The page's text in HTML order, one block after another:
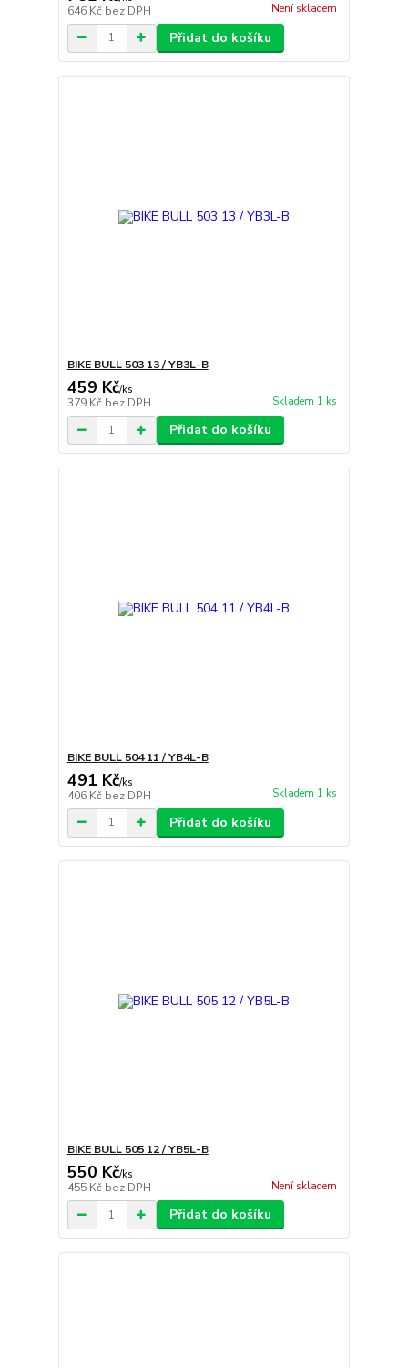
646 Kč bez DPH Není skladem
Přidat do košíku
BIKE BULL 503 13 / YB3L-B
459 Kč/ks
379 Kč bez DPH Skladem 1 ks
Přidat do košíku
BIKE BULL 504 11 / YB4L-B
491 Kč/ks
406 Kč bez DPH Skladem 1 ks
Přidat do košíku
BIKE BULL 505 12 / YB5L-B
550 Kč/ks
455 Kč bez DPH Není skladem
Přidat do košíku